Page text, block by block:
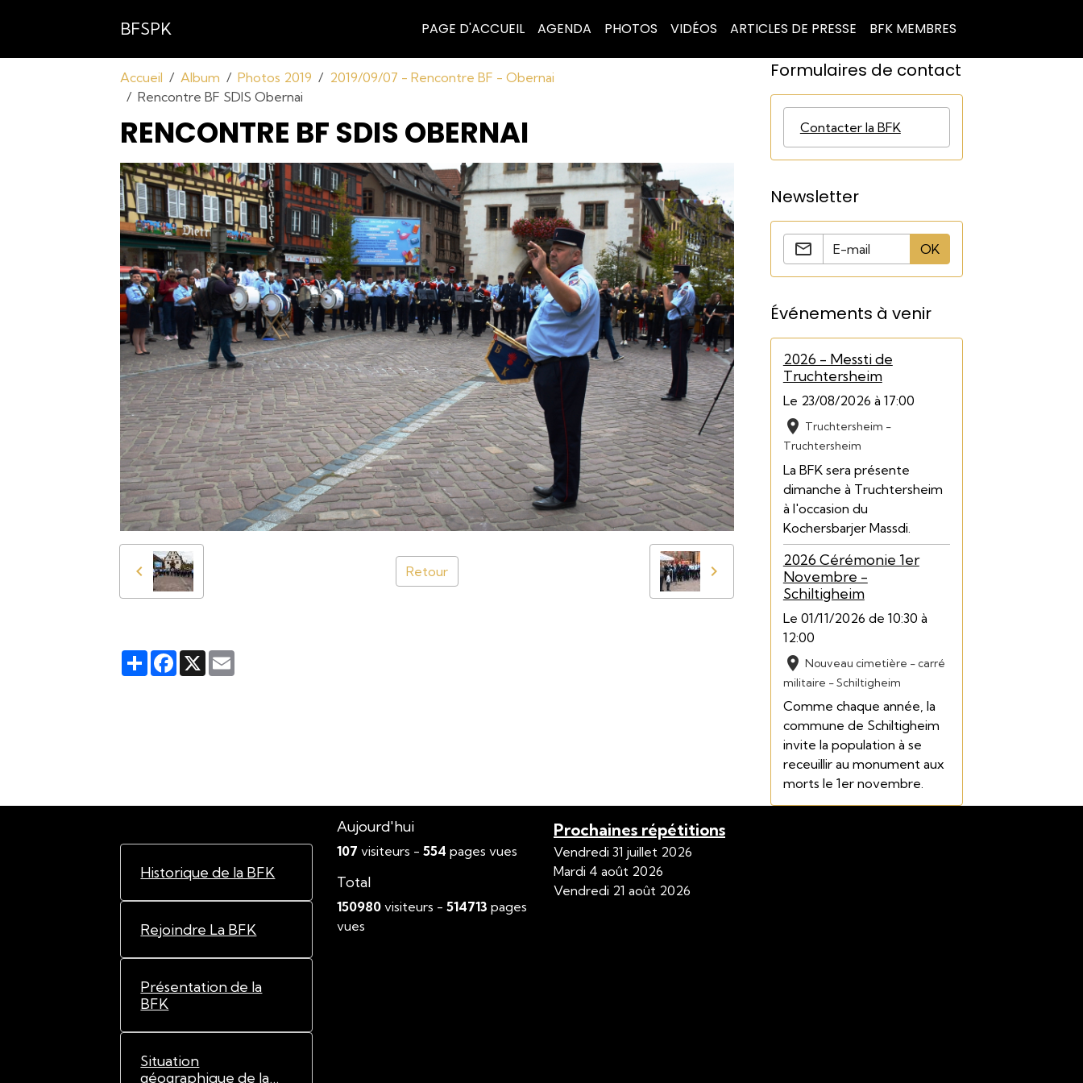
BFSPK PAGE D'ACCUEIL AGENDA PHOTOS VIDÉOS ARTICLES DE PRESSE BFK MEMBRES
Accueil Album Photos 2019
2019/09/07 - Rencontre BF - Obernai
Rencontre BF SDIS Obernai
RENCONTRE BF SDIS OBERNAI
Retour
PartagerFacebook
X
Formulaires de contact
Contacter la BFK
Newsletter
OK
Événements à venir
2026 - Messti de
Truchtersheim
Le 23/08/2026 à 17:00
Truchtersheim -
Truchtersheim
La BFK sera présente
dimanche à Truchtersheim
à l'occasion du
Kochersbarjer Massdi.
2026 Cérémonie 1er
Novembre -
Schiltigheim
Le 01/11/2026 de 10:30 à
12:00
Nouveau cimetière - carré
militaire - Schiltigheim
Comme chaque année, la
commune de Schiltigheim
invite la population à se
receuillir au monument aux
morts le 1er novembre.
Historique de la BFK
Rejoindre La BFK
Présentation de la
BFK
Situation
géographique de la
Aujourd'hui
107 visiteurs -554 pages vues
Total
150980 visiteurs -514713 pages
vues
Prochaines répétitions
Vendredi 31 juillet 2026
Mardi 4 août 2026
Vendredi 21 août 2026